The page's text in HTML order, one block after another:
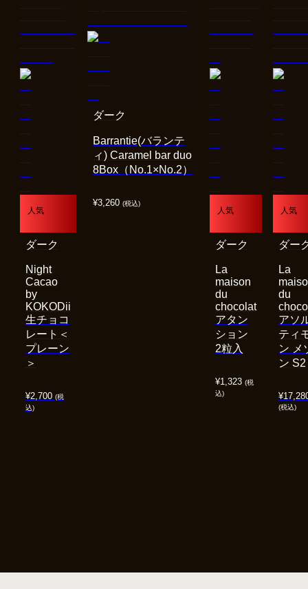
人気
¥2,700 (税
込)
Night
Cacao
by
KOKODii
生チョコ
レート＜
プレーン
＞
ダーク
¥3,260 (税込)
Barrantie(バランテ
ィ) Caramel bar duo
8Box（No.1×No.2）
ダーク
人気
¥1,323 (税
込)
La
maison
du
chocolat
アタン
ション
2粒入
ダーク
人気
¥
(税込)
La
du
アソ
ティ
ン メ
ン S2
ダー